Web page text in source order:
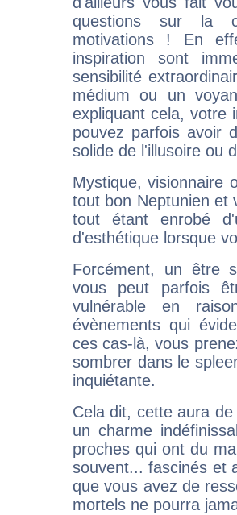
questions sur la
motivations ! En
inspiration sont
sensibilité
médium ou un
expliquant cela, votre
pouvez parfois avoir
solide de l'illusoire ou
Mystique, visionnaire
tout bon Neptunien et
tout étant enrobé
d'esthétique lorsque
Forcément, un être
vous peut parfois
vulnérable en
évènements qui
ces cas-là, vous
sombrer dans le
inquiétante.
Cela dit, cette aura
un charme
proches qui ont du
souvent... fascinés et
que vous avez de
mortels ne pourra